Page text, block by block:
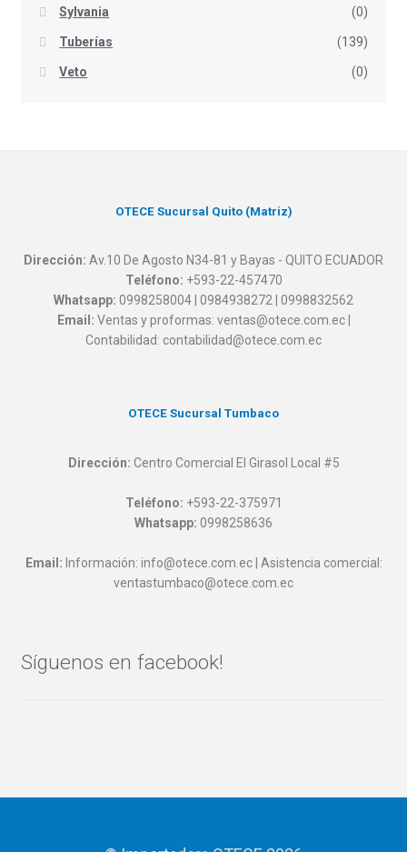
Sylvania (0)
Tuberías (139)
Veto (0)
OTECE Sucursal Quito (Matriz)
Dirección: Av.10 De Agosto N34-81 y Bayas - QUITO ECUADOR
Teléfono: +593-22-457470
Whatsapp: 0998258004 | 0984938272 | 0998832562
Email: Ventas y proformas: ventas@otece.com.ec |
Contabilidad: contabilidad@otece.com.ec
OTECE Sucursal Tumbaco
Dirección: Centro Comercial El Girasol Local #5
Teléfono: +593-22-375971
Whatsapp: 0998258636
Email: Información: info@otece.com.ec | Asistencia comercial:
ventastumbaco@otece.com.ec
Síguenos en facebook!